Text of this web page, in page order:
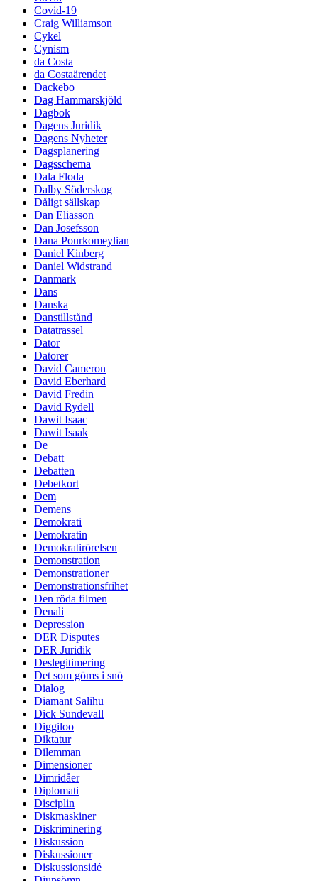
Covid-19
Craig Williamson
Cykel
Cynism
da Costa
da Costaärendet
Dackebo
Dag Hammarskjöld
Dagbok
Dagens Juridik
Dagens Nyheter
Dagsplanering
Dagsschema
Dala Floda
Dalby Söderskog
Dåligt sällskap
Dan Eliasson
Dan Josefsson
Dana Pourkomeylian
Daniel Kinberg
Daniel Widstrand
Danmark
Dans
Danska
Danstillstånd
Datatrassel
Dator
Datorer
David Cameron
David Eberhard
David Fredin
David Rydell
Dawit Isaac
Dawit Isaak
De
Debatt
Debatten
Debetkort
Dem
Demens
Demokrati
Demokratin
Demokratirörelsen
Demonstration
Demonstrationer
Demonstrationsfrihet
Den röda filmen
Denali
Depression
DER Disputes
DER Juridik
Deslegitimering
Det som göms i snö
Dialog
Diamant Salihu
Dick Sundevall
Diggiloo
Diktatur
Dilemman
Dimensioner
Dimridåer
Diplomati
Disciplin
Diskmaskiner
Diskriminering
Diskussion
Diskussioner
Diskussionsidé